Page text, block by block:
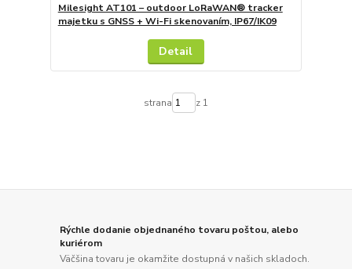
Milesight AT101 – outdoor LoRaWAN® tracker
majetku s GNSS + Wi-Fi skenovaním, IP67/IK09
Detail
strana z 1
Rýchle dodanie objednaného tovaru poštou, alebo
kuriérom
Väčšina tovaru je okamžite dostupná v našich skladoch.